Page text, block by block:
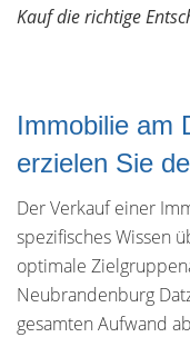
Kauf die richtige
Immobilie am
erzielen Sie
Der Verkauf einer
spezifisches Wissen
optimale
Neubrandenburg
gesamten Aufwand